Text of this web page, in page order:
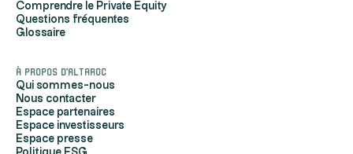
Comprendre le Private Equity
Questions fréquentes
Glossaire
À propos d'Altaroc
Qui sommes-nous
Nous contacter
Espace partenaires
Espace investisseurs
Espace presse